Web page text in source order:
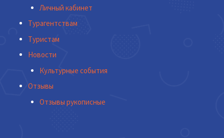
Личный кабинет
Турагентствам
Туристам
Новости
Культурные события
Отзывы
Отзывы рукописные